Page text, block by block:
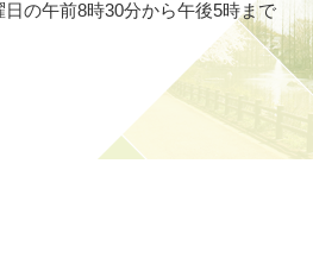
の午前8時30分から午後5時まで